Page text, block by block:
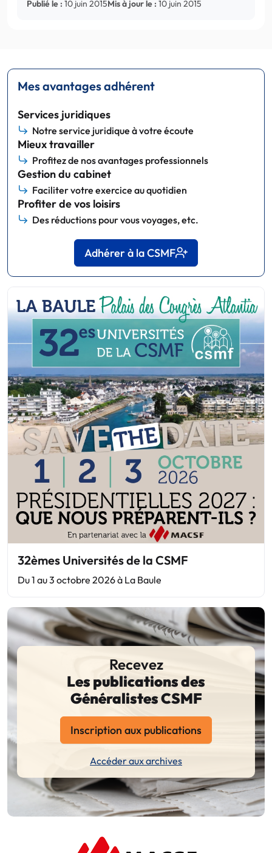
Publié le : 10 juin 2015Mis à jour le : 10 juin 2015
Mes avantages adhérent
Services juridiques
Notre service juridique à votre écoute
Mieux travailler
Profitez de nos avantages professionnels
Gestion du cabinet
Faciliter votre exercice au quotidien
Profiter de vos loisirs
Des réductions pour vous voyages, etc.
Adhérer à la CSMF
32èmes Universités de la CSMF
Du 1 au 3 octobre 2026 à La Baule
Recevez
Les publications des
Généralistes CSMF
Inscription aux publications
Accéder aux archives